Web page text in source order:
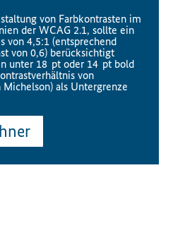
von Farbkontrasten im
der WCAG 2.1, sollte ein
von 4,5:1 (entsprechend
von 0,6) berücksichtigt
unter 18 pt oder 14 pt bold
von
als Untergrenze